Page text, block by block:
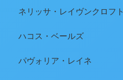
ネリッサ・レイヴンクロフト
ハコス・ベールズ
パヴォリア・レイネ